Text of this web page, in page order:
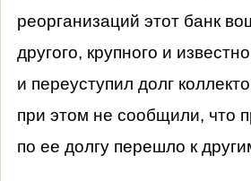
реорганизаций этот банк
другого, крупного и
и переуступил долг
при этом не сообщили, что
по ее долгу перешло к